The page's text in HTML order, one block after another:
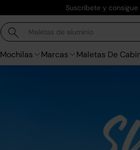
Suscríbete y
Buscar
Buscar
Mochilas Marcas Maletas De